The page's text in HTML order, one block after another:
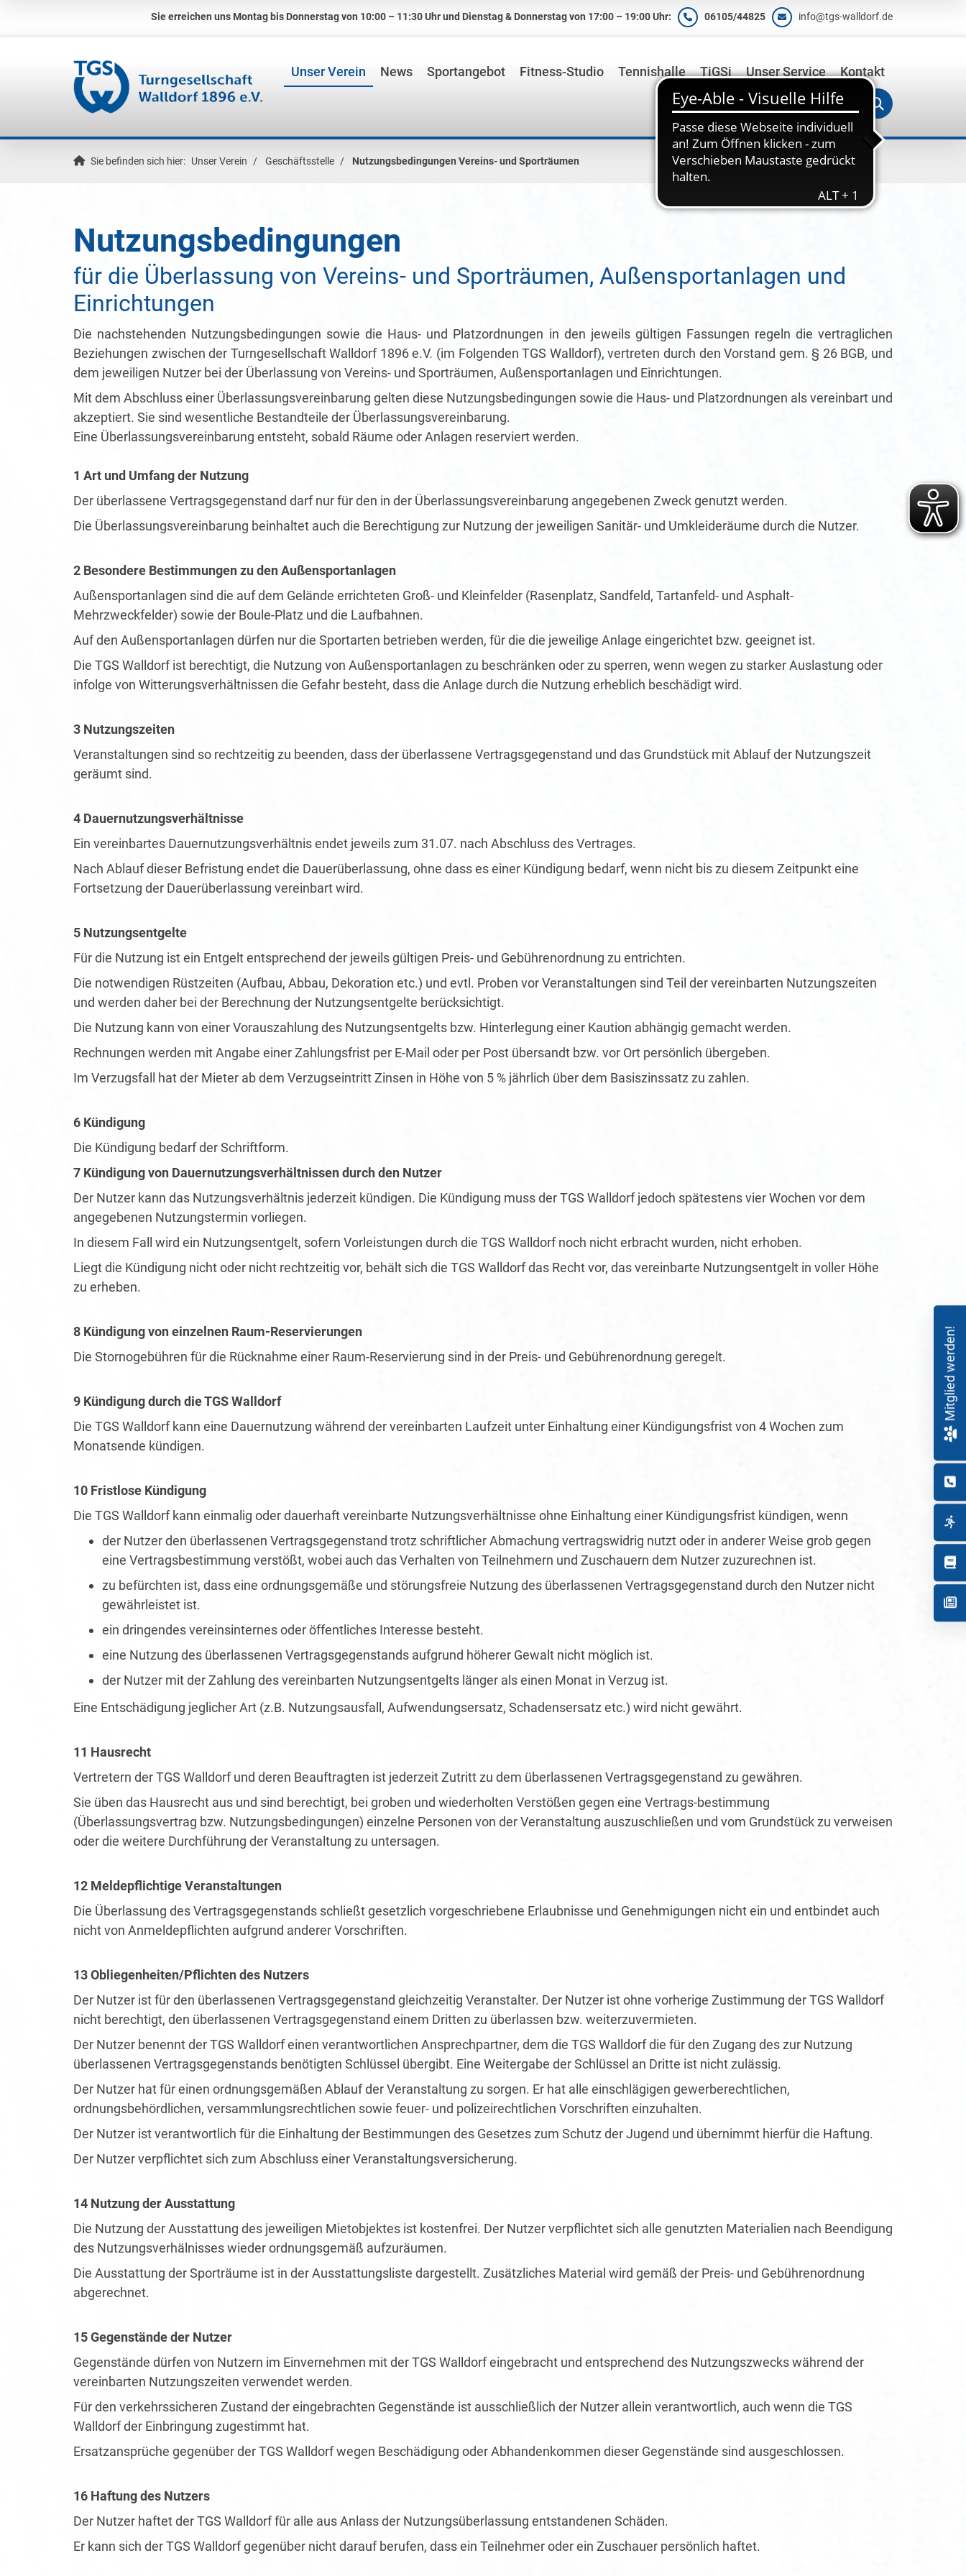
Sie erreichen uns Montag bis Donnerstag von 10:00 – 11:30 Uhr und Dienstag & Donnerstag von 17:00 – 19:00 Uhr: 06105/44825 info@tgs-walldorf.de
Unser Verein News Sportangebot Fitness-Studio Tennishalle TiGSi Unser Service Kontakt
Sie befinden sich hier: Unser Verein Geschäftsstelle Nutzungsbedingungen Vereins- und Sporträumen
Nutzungsbedingungen
für die Überlassung von Vereins- und Sporträumen, Außensportanlagen und
Einrichtungen
Die nachstehenden Nutzungsbedingungen sowie die Haus- und Platzordnungen in den jeweils gültigen Fassungen regeln die vertraglichen
Beziehungen zwischen der Turngesellschaft Walldorf 1896 e.V. (im Folgenden TGS Walldorf), vertreten durch den Vorstand gem. § 26 BGB, und
dem jeweiligen Nutzer bei der Überlassung von Vereins- und Sporträumen, Außensportanlagen und Einrichtungen.
Mit dem Abschluss einer Überlassungsvereinbarung gelten diese Nutzungsbedingungen sowie die Haus- und Platzordnungen als vereinbart und
akzeptiert. Sie sind wesentliche Bestandteile der Überlassungsvereinbarung.
Eine Überlassungsvereinbarung entsteht, sobald Räume oder Anlagen reserviert werden.
1 Art und Umfang der Nutzung
Der überlassene Vertragsgegenstand darf nur für den in der Überlassungsvereinbarung angegebenen Zweck genutzt werden.
Die Überlassungsvereinbarung beinhaltet auch die Berechtigung zur Nutzung der jeweiligen Sanitär- und Umkleideräume durch die Nutzer.
2 Besondere Bestimmungen zu den Außensportanlagen
Außensportanlagen sind die auf dem Gelände errichteten Groß- und Kleinfelder (Rasenplatz, Sandfeld, Tartanfeld- und Asphalt-
Mehrzweckfelder) sowie der Boule-Platz und die Laufbahnen.
Auf den Außensportanlagen dürfen nur die Sportarten betrieben werden, für die die jeweilige Anlage eingerichtet bzw. geeignet ist.
Die TGS Walldorf ist berechtigt, die Nutzung von Außensportanlagen zu beschränken oder zu sperren, wenn wegen zu starker Auslastung oder
infolge von Witterungsverhältnissen die Gefahr besteht, dass die Anlage durch die Nutzung erheblich beschädigt wird.
3 Nutzungszeiten
Veranstaltungen sind so rechtzeitig zu beenden, dass der überlassene Vertragsgegenstand und das Grundstück mit Ablauf der Nutzungszeit
geräumt sind.
4 Dauernutzungsverhältnisse
Ein vereinbartes Dauernutzungsverhältnis endet jeweils zum 31.07. nach Abschluss des Vertrages.
Nach Ablauf dieser Befristung endet die Dauerüberlassung, ohne dass es einer Kündigung bedarf, wenn nicht bis zu diesem Zeitpunkt eine
Fortsetzung der Dauerüberlassung vereinbart wird.
5 Nutzungsentgelte
Für die Nutzung ist ein Entgelt entsprechend der jeweils gültigen Preis- und Gebührenordnung zu entrichten.
Die notwendigen Rüstzeiten (Aufbau, Abbau, Dekoration etc.) und evtl. Proben vor Veranstaltungen sind Teil der vereinbarten Nutzungszeiten
und werden daher bei der Berechnung der Nutzungsentgelte berücksichtigt.
Die Nutzung kann von einer Vorauszahlung des Nutzungsentgelts bzw. Hinterlegung einer Kaution abhängig gemacht werden.
Rechnungen werden mit Angabe einer Zahlungsfrist per E-Mail oder per Post übersandt bzw. vor Ort persönlich übergeben.
Im Verzugsfall hat der Mieter ab dem Verzugseintritt Zinsen in Höhe von 5 % jährlich über dem Basiszinssatz zu zahlen.
6 Kündigung
Die Kündigung bedarf der Schriftform.
7 Kündigung von Dauernutzungsverhältnissen durch den Nutzer
Der Nutzer kann das Nutzungsverhältnis jederzeit kündigen. Die Kündigung muss der TGS Walldorf jedoch spätestens vier Wochen vor dem
angegebenen Nutzungstermin vorliegen.
In diesem Fall wird ein Nutzungsentgelt, sofern Vorleistungen durch die TGS Walldorf noch nicht erbracht wurden, nicht erhoben.
Liegt die Kündigung nicht oder nicht rechtzeitig vor, behält sich die TGS Walldorf das Recht vor, das vereinbarte Nutzungsentgelt in voller Höhe
zu erheben.
8 Kündigung von einzelnen Raum-Reservierungen
Die Stornogebühren für die Rücknahme einer Raum-Reservierung sind in der Preis- und Gebührenordnung geregelt.
9 Kündigung durch die TGS Walldorf
Die TGS Walldorf kann eine Dauernutzung während der vereinbarten Laufzeit unter Einhaltung einer Kündigungsfrist von 4 Wochen zum
Monatsende kündigen.
10 Fristlose Kündigung
Die TGS Walldorf kann einmalig oder dauerhaft vereinbarte Nutzungsverhältnisse ohne Einhaltung einer Kündigungsfrist kündigen, wenn
der Nutzer den überlassenen Vertragsgegenstand trotz schriftlicher Abmachung vertragswidrig nutzt oder in anderer Weise grob gegen
eine Vertragsbestimmung verstößt, wobei auch das Verhalten von Teilnehmern und Zuschauern dem Nutzer zuzurechnen ist.
zu befürchten ist, dass eine ordnungsgemäße und störungsfreie Nutzung des überlassenen Vertragsgegenstand durch den Nutzer nicht
gewährleistet ist.
ein dringendes vereinsinternes oder öffentliches Interesse besteht.
eine Nutzung des überlassenen Vertragsgegenstands aufgrund höherer Gewalt nicht möglich ist.
der Nutzer mit der Zahlung des vereinbarten Nutzungsentgelts länger als einen Monat in Verzug ist.
Eine Entschädigung jeglicher Art (z.B. Nutzungsausfall, Aufwendungsersatz, Schadensersatz etc.) wird nicht gewährt.
11 Hausrecht
Vertretern der TGS Walldorf und deren Beauftragten ist jederzeit Zutritt zu dem überlassenen Vertragsgegenstand zu gewähren.
Sie üben das Hausrecht aus und sind berechtigt, bei groben und wiederholten Verstößen gegen eine Vertrags-bestimmung
(Überlassungsvertrag bzw. Nutzungsbedingungen) einzelne Personen von der Veranstaltung auszuschließen und vom Grundstück zu verweisen
oder die weitere Durchführung der Veranstaltung zu untersagen.
12 Meldepflichtige Veranstaltungen
Die Überlassung des Vertragsgegenstands schließt gesetzlich vorgeschriebene Erlaubnisse und Genehmigungen nicht ein und entbindet auch
nicht von Anmeldepflichten aufgrund anderer Vorschriften.
13 Obliegenheiten/Pflichten des Nutzers
Der Nutzer ist für den überlassenen Vertragsgegenstand gleichzeitig Veranstalter. Der Nutzer ist ohne vorherige Zustimmung der TGS Walldorf
nicht berechtigt, den überlassenen Vertragsgegenstand einem Dritten zu überlassen bzw. weiterzuvermieten.
Der Nutzer benennt der TGS Walldorf einen verantwortlichen Ansprechpartner, dem die TGS Walldorf die für den Zugang des zur Nutzung
überlassenen Vertragsgegenstands benötigten Schlüssel übergibt. Eine Weitergabe der Schlüssel an Dritte ist nicht zulässig.
Der Nutzer hat für einen ordnungsgemäßen Ablauf der Veranstaltung zu sorgen. Er hat alle einschlägigen gewerberechtlichen,
ordnungsbehördlichen, versammlungsrechtlichen sowie feuer- und polizeirechtlichen Vorschriften einzuhalten.
Der Nutzer ist verantwortlich für die Einhaltung der Bestimmungen des Gesetzes zum Schutz der Jugend und übernimmt hierfür die Haftung.
Der Nutzer verpflichtet sich zum Abschluss einer Veranstaltungsversicherung.
14 Nutzung der Ausstattung
Die Nutzung der Ausstattung des jeweiligen Mietobjektes ist kostenfrei. Der Nutzer verpflichtet sich alle genutzten Materialien nach Beendigung
des Nutzungsverhälnisses wieder ordnungsgemäß aufzuräumen.
Die Ausstattung der Sporträume ist in der Ausstattungsliste dargestellt. Zusätzliches Material wird gemäß der Preis- und Gebührenordnung
abgerechnet.
15 Gegenstände der Nutzer
Gegenstände dürfen von Nutzern im Einvernehmen mit der TGS Walldorf eingebracht und entsprechend des Nutzungszwecks während der
vereinbarten Nutzungszeiten verwendet werden.
Für den verkehrssicheren Zustand der eingebrachten Gegenstände ist ausschließlich der Nutzer allein verantwortlich, auch wenn die TGS
Walldorf der Einbringung zugestimmt hat.
Ersatzansprüche gegenüber der TGS Walldorf wegen Beschädigung oder Abhandenkommen dieser Gegenstände sind ausgeschlossen.
16 Haftung des Nutzers
Der Nutzer haftet der TGS Walldorf für alle aus Anlass der Nutzungsüberlassung entstandenen Schäden.
Er kann sich der TGS Walldorf gegenüber nicht darauf berufen, dass ein Teilnehmer oder ein Zuschauer persönlich haftet.
Mitglied werden!